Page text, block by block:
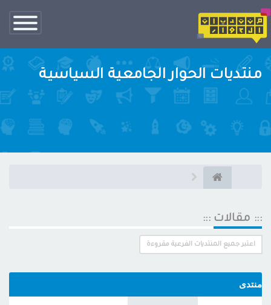
تبديل
الناف
منتديات الحوار الجامعية السياسية
::: مقالات :::
اعتبر جميع المنتديات الفرعية مقروءة
منتدى